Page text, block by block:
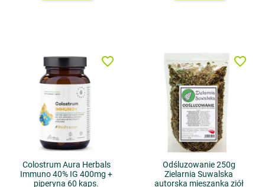
Colostrum Aura Herbals
Immuno 40% IG 400mg +
piperyna 60 kaps.
favorite_border
Odśluzowanie 250g
Zielarnia Suwalska
autorska mieszanka ziół
favorite_border